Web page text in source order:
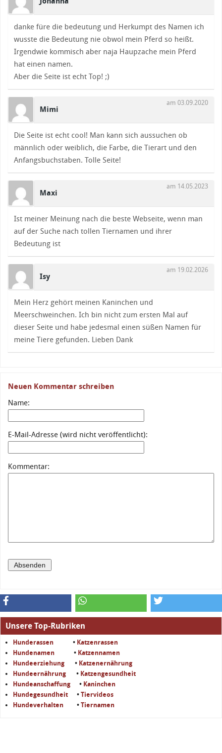
danke füre die bedeutung und Herkumpt des Namen ich
wusste die Bedeutung nie obwol mein Pferd so heißt.
Irgendwie kommisch aber naja Haupzache mein Pferd
hat einen namen.
Aber die Seite ist echt Top! ;)
Mimi
am 03.09.2020
Die Seite ist echt cool! Man kann sich aussuchen ob
männlich oder weiblich, die Farbe, die Tierart und den
Anfangsbuchstaben. Tolle Seite!
Maxi
am 14.05.2023
Ist meiner Meinung nach die beste Webseite, wenn man
auf der Suche nach tollen Tiernamen und ihrer
Bedeutung ist
Isy
am 19.02.2026
Mein Herz gehört meinen Kaninchen und
Meerschweinchen. Ich bin nicht zum ersten Mal auf
dieser Seite und habe jedesmal einen süßen Namen für
meine Tiere gefunden. Lieben Dank
Neuen Kommentar schreiben
Name:
E-Mail-Adresse (wird nicht veröffentlicht):
Kommentar:
Unsere Top-Rubriken
Hunderassen • Katzenrassen
Hundenamen
• Katzennamen
Hundeerziehung • Katzenernährung
Hundeernährung • Katzengesundheit
Hundeanschaffung • Kaninchen
Hundegesundheit • Tiervideos
Hundeverhalten • Tiernamen